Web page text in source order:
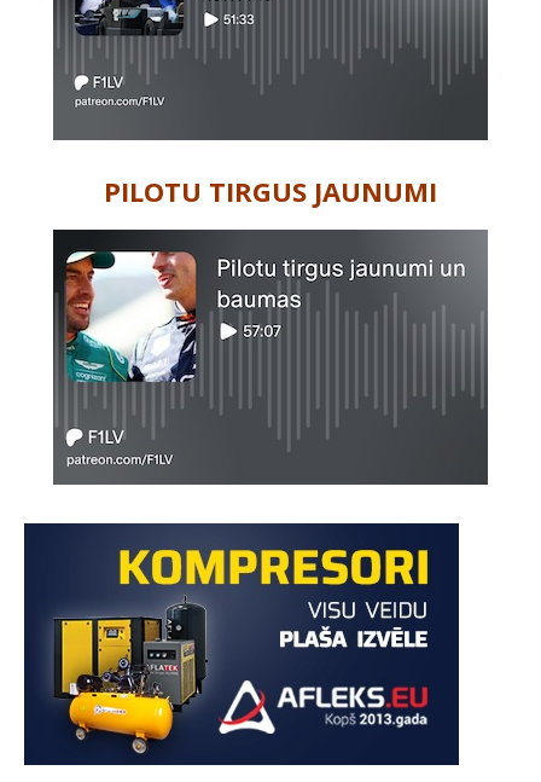
PILOTU TIRGUS JAUNUMI